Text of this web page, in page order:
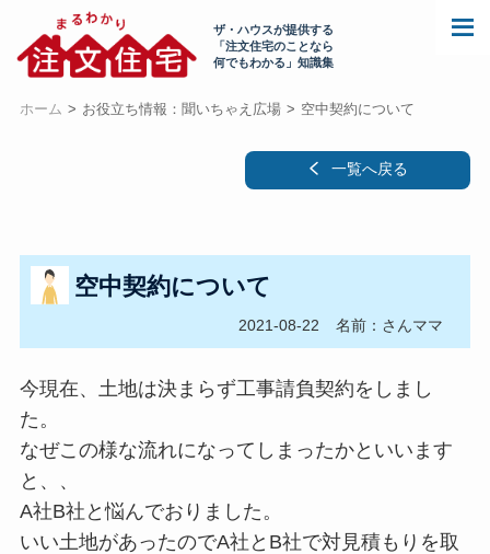
ザ・ハウスが提供する
「注文住宅のことなら
何でもわかる」知識集
ホーム お役立ち情報：聞いちゃえ広場 空中契約について
一覧へ戻る
空中契約について
2021-08-22 名前：さんママ
今現在、土地は決まらず工事請負契約をしまし
た。
なぜこの様な流れになってしまったかといいます
と、、
A社B社と悩んでおりました。
いい土地があったのでA社とB社で対見積もりを取